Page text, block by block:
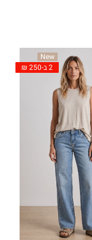
New
2 ב-250 ₪